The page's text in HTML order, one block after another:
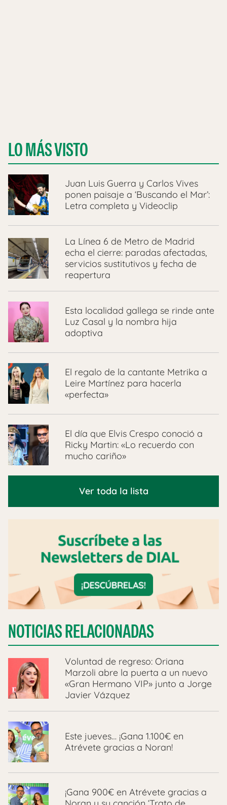
LO MÁS VISTO
Juan Luis Guerra y Carlos Vives
ponen paisaje a ‘Buscando el Mar’:
Letra completa y Videoclip
La Línea 6 de Metro de Madrid
echa el cierre: paradas afectadas,
servicios sustitutivos y fecha de
reapertura
Esta localidad gallega se rinde ante
Luz Casal y la nombra hija
adoptiva
El regalo de la cantante Metrika a
Leire Martínez para hacerla
«perfecta»
El día que Elvis Crespo conoció a
Ricky Martin: «Lo recuerdo con
mucho cariño»
Ver toda la lista
NOTICIAS RELACIONADAS
Voluntad de regreso: Oriana
Marzoli abre la puerta a un nuevo
«Gran Hermano VIP» junto a Jorge
Javier Vázquez
Este jueves… ¡Gana 1.100€ en
Atrévete gracias a Noran!
¡Gana 900€ en Atrévete gracias a